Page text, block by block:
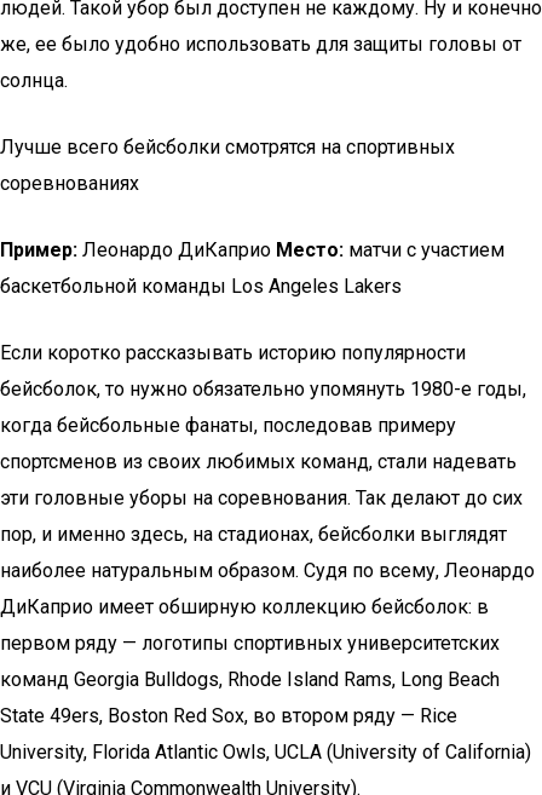
людей. Такой убор был доступен не каждому. Ну и конечно
же, ее было удобно использовать для защиты головы от
солнца.
Лучше всего бейсболки смотрятся на спортивных
соревнованиях
Пример: Леонардо ДиКаприо Место: матчи с участием
баскетбольной команды Los Angeles Lakers
Если коротко рассказывать историю популярности
бейсболок, то нужно обязательно упомянуть 1980-е годы,
когда бейсбольные фанаты, последовав примеру
спортсменов из своих любимых команд, стали надевать
эти головные уборы на соревнования. Так делают до сих
пор, и именно здесь, на стадионах, бейсболки выглядят
наиболее натуральным образом. Судя по всему, Леонардо
ДиКаприо имеет обширную коллекцию бейсболок: в
первом ряду — логотипы спортивных университетских
команд Georgia Bulldogs, Rhode Island Rams, Long Beach
State 49ers, Boston Red Sox, во втором ряду — Rice
University, Florida Atlantic Owls, UCLA (University of California)
и VCU (Virginia Commonwealth University).